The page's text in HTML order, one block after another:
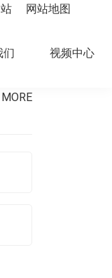
网站地图
们 视频中心
MORE